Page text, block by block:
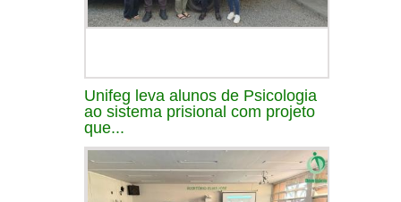
Unifeg leva alunos de Psicologia
ao sistema prisional com projeto
que...